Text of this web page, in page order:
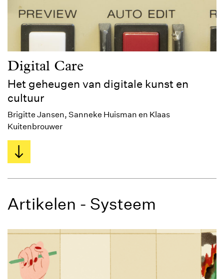
Digital Care
Het geheugen van digitale kunst en
cultuur
Brigitte Jansen, Sanneke Huisman en Klaas
Kuitenbrouwer
Artikelen - Systeem